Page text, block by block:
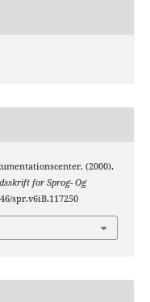
(2000).
for Sprog- Og
spr.v6iB.117250